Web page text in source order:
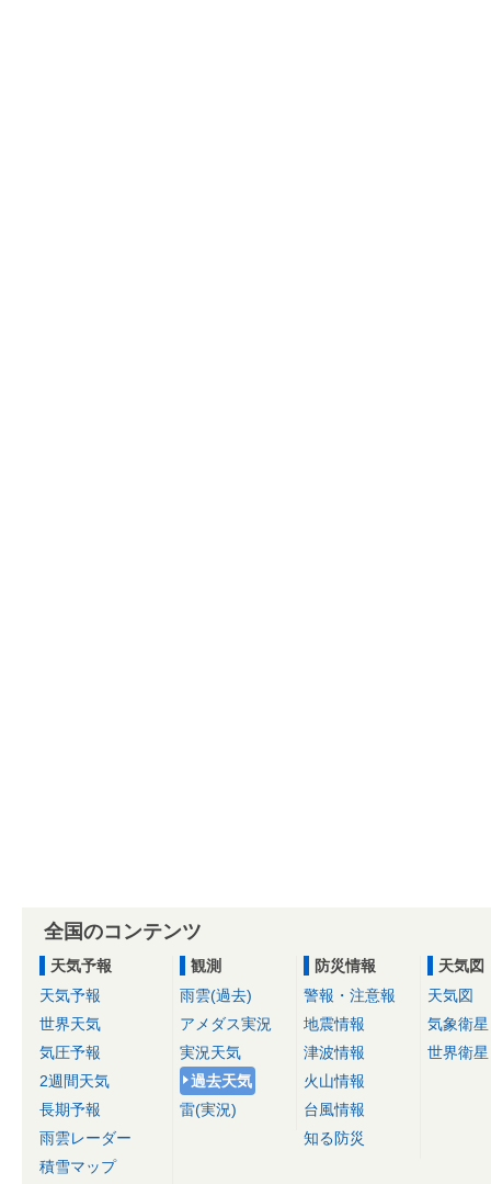
全国のコンテンツ
天気予報
天気予報
世界天気
気圧予報
2週間天気
長期予報
雨雲レーダー
積雪マップ
観測
雨雲(過去)
アメダス実況
実況天気
過去天気
雷(実況)
防災情報
警報・注意報
地震情報
津波情報
火山情報
台風情報
知る防災
天気図
天気図
気象衛星
世界衛星